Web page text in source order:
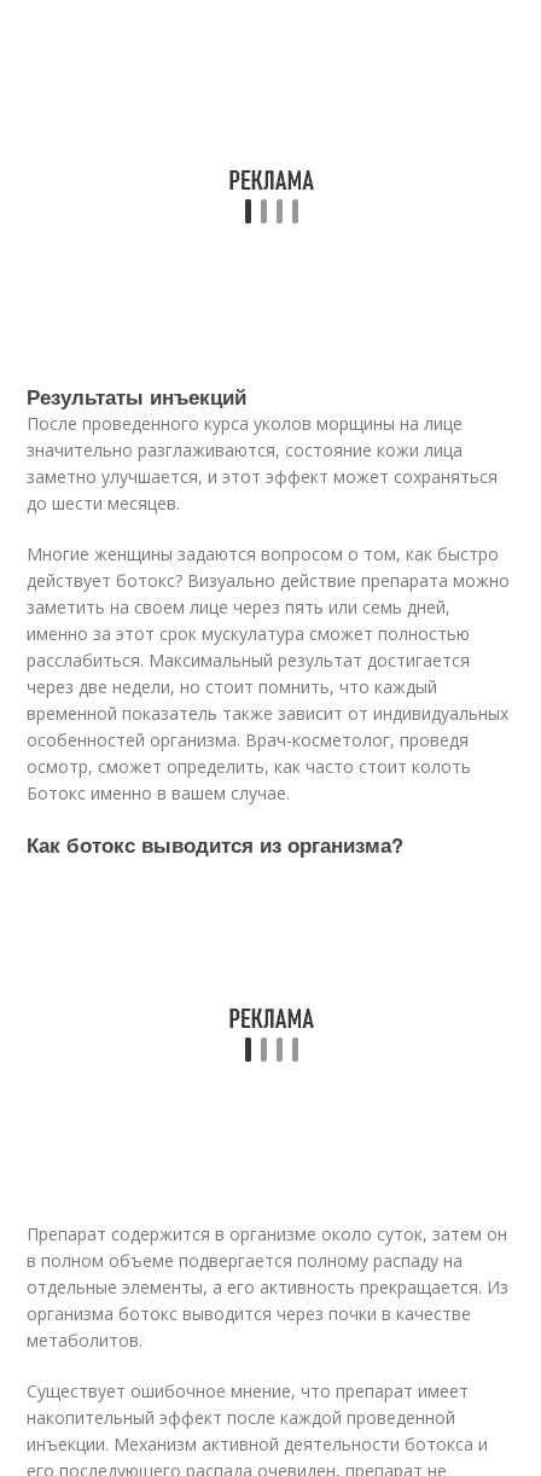
Результаты инъекций
После проведенного курса уколов морщины на лице
значительно разглаживаются, состояние кожи лица
заметно улучшается, и этот эффект может сохраняться
до шести месяцев.
Многие женщины задаются вопросом о том, как быстро
действует ботокс? Визуально действие препарата можно
заметить на своем лице через пять или семь дней,
именно за этот срок мускулатура сможет полностью
расслабиться. Максимальный результат достигается
через две недели, но стоит помнить, что каждый
временной показатель также зависит от индивидуальных
особенностей организма. Врач-косметолог, проведя
осмотр, сможет определить, как часто стоит колоть
Ботокс именно в вашем случае.
Как ботокс выводится из организма?
Препарат содержится в организме около суток, затем он
в полном объеме подвергается полному распаду на
отдельные элементы, а его активность прекращается. Из
организма ботокс выводится через почки в качестве
метаболитов.
Существует ошибочное мнение, что препарат имеет
накопительный эффект после каждой проведенной
инъекции. Механизм активной деятельности ботокса и
его последующего распада очевиден, препарат не